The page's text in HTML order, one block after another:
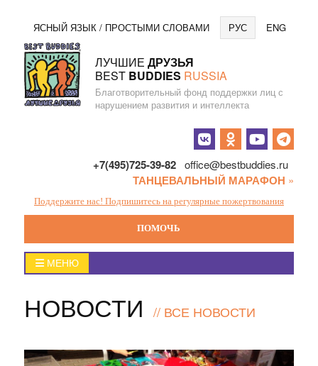
Перейти
к
содержанию
ЯСНЫЙ ЯЗЫК / ПРОСТЫМИ СЛОВАМИ РУС ENG
ЛУЧШИЕ ДРУЗЬЯ
BEST BUDDIES RUSSIA
Благотворительный фонд поддержки лиц с
нарушением развития и интеллекта
+7(495)725-39-82 office@bestbuddies.ru
ТАНЦЕВАЛЬНЫЙ МАРАФОН »
Поддержите нас! Подпишитесь на регулярные пожертвования
ПОМОЧЬ
Главное
меню
МЕНЮ
НОВОСТИ // ВСЕ НОВОСТИ
Статья